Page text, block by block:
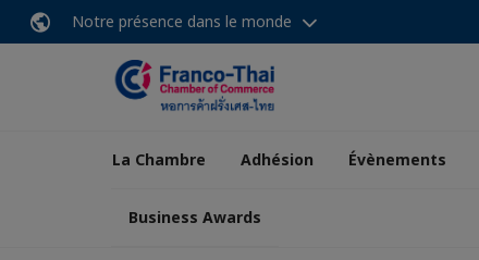
Notre présence dans le monde
La Chambre Adhésion Évènements
Business Awards